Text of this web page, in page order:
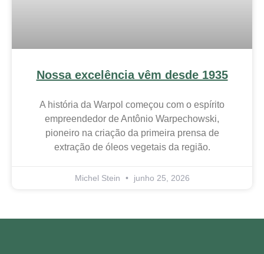
Nossa excelência vêm desde 1935
A história da Warpol começou com o espírito
empreendedor de Antônio Warpechowski,
pioneiro na criação da primeira prensa de
extração de óleos vegetais da região.
Michel Stein junho 25, 2026